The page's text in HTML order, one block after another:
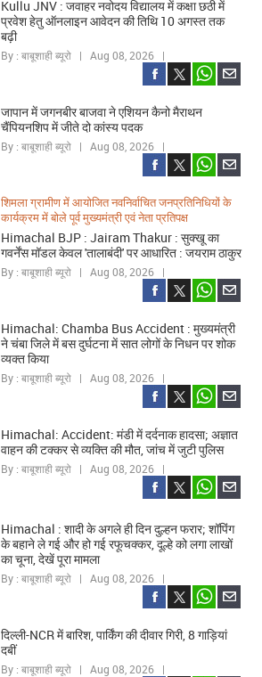
Kullu JNV : जवाहर नवोदय विद्यालय में कक्षा छठी में
प्रवेश हेतु ऑनलाइन आवेदन की तिथि 10 अगस्त तक
बढ़ी
By : बाबूशाही ब्यूरो | Aug 08, 2026 |
जापान में जगनबीर बाजवा ने एशियन कैनो मैराथन
चैंपियनशिप में जीते दो कांस्य पदक
By : बाबूशाही ब्यूरो | Aug 08, 2026 |
शिमला ग्रामीण में आयोजित नवनिर्वाचित जनप्रतिनिधियों के
कार्यक्रम में बोले पूर्व मुख्यमंत्री एवं नेता प्रतिपक्ष
Himachal BJP : Jairam Thakur : सुक्खू का
गवर्नेंस मॉडल केवल 'तालाबंदी' पर आधारित : जयराम ठाकुर
By : बाबूशाही ब्यूरो | Aug 08, 2026 |
Himachal: Chamba Bus Accident : मुख्यमंत्री
ने चंबा जिले में बस दुर्घटना में सात लोगों के निधन पर शोक
व्यक्त किया
By : बाबूशाही ब्यूरो | Aug 08, 2026 |
Himachal: Accident: मंडी में दर्दनाक हादसा; अज्ञात
वाहन की टक्कर से व्यक्ति की मौत, जांच में जुटी पुलिस
By : बाबूशाही ब्यूरो | Aug 08, 2026 |
Himachal : शादी के अगले ही दिन दुल्हन फरार; शॉपिंग
के बहाने ले गई और हो गई रफूचक्कर, दूल्हे को लगा लाखों
का चूना, देखें पूरा मामला
By : बाबूशाही ब्यूरो | Aug 08, 2026 |
दिल्ली-NCR में बारिश, पार्किंग की दीवार गिरी, 8 गाड़ियां
दबीं
By : बाबूशाही ब्यूरो | Aug 08, 2026 |